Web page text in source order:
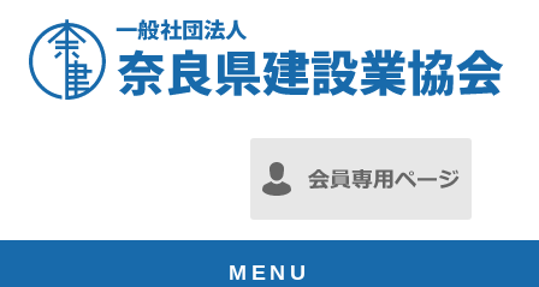
MENU